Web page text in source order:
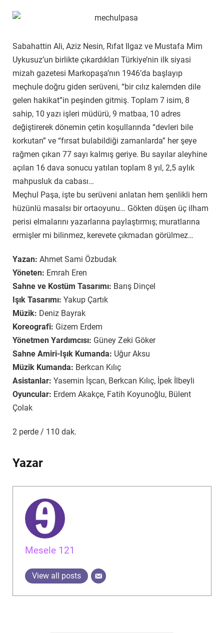
Sabahattin Ali, Aziz Nesin, Rıfat Ilgaz ve Mustafa Mim
Uykusuz’un birlikte çıkardıkları Türkiye’nin ilk siyasi
mizah gazetesi Markopaşa’nın 1946’da başlayıp
meçhule doğru giden serüveni, “bir cılız kalemden dile
gelen hakikat”in peşinden gitmiş. Toplam 7 isim, 8
sahip, 10 yazı işleri müdürü, 9 matbaa, 10 adres
değiştirerek dönemin çetin koşullarında “devleri bile
korkutan” ve “fırsat bulabildiği zamanlarda” her şeye
rağmen çıkan 77 sayı kalmış geriye. Bu sayılar aleyhine
açılan 16 dava sonucu yatılan toplam 8 yıl, 2,5 aylık
mahpusluk da cabası…
Meçhul Paşa, işte bu serüveni anlatan hem şenlikli hem
hüzünlü masalsı bir ortaoyunu… Gökten düşen üç ilham
perisi elmalarını yazarlarına paylaştırmış; muratlarına
ermişler mi bilinmez, kerevete çıkmadan görülmez…
Yazan: Ahmet Sami Özbudak
Yöneten: Emrah Eren
Sahne ve Kostüm Tasarımı: Barış Dinçel
Işık Tasarımı: Yakup Çartık
Müzik: Deniz Bayrak
Koreografi: Gizem Erdem
Yönetmen Yardımcısı: Güney Zeki Göker
Sahne Amiri-Işık Kumanda: Uğur Aksu
Müzik Kumanda: Berkcan Kılıç
Asistanlar: Yasemin İşcan, Berkcan Kılıç, İpek İlbeyli
Oyuncular: Erdem Akakçe, Fatih Koyunoğlu, Bülent
Çolak
2 perde / 110 dak.
Yazar
Mesele 121
View all posts